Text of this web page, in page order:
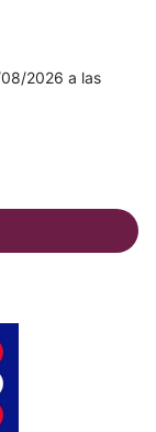
2026 a las